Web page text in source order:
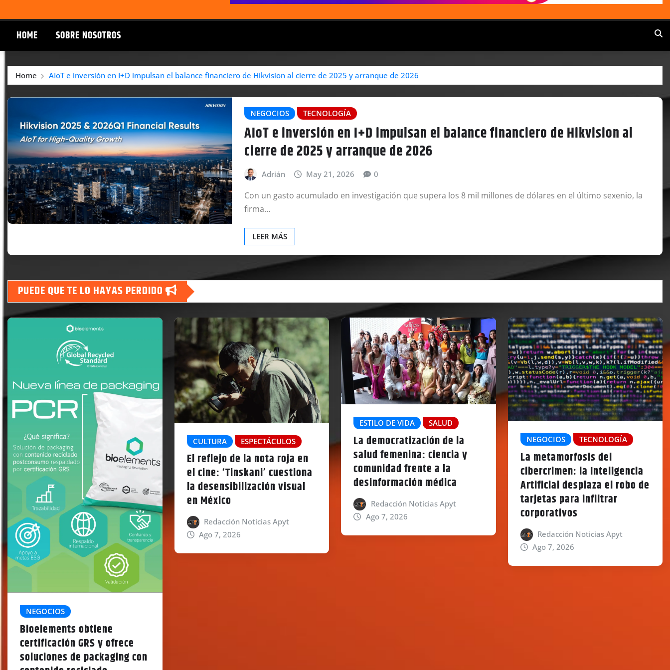
HOME SOBRE NOSOTROS
Home AIoT e inversión en I+D impulsan el balance financiero de Hikvision al cierre de 2025 y arranque de 2026
NEGOCIOS TECNOLOGÍA
AIoT e inversión en I+D impulsan el balance financiero de Hikvision al
cierre de 2025 y arranque de 2026
Adrián May 21, 2026 0
Con un gasto acumulado en investigación que supera los 8 mil millones de dólares en el último sexenio, la
firma…
LEER MÁS
PUEDE QUE TE LO HAYAS PERDIDO
NEGOCIOS
Bioelements obtiene
certificación GRS y ofrece
soluciones de packaging con
CULTURA ESPECTÁCULOS
El reflejo de la nota roja en
el cine: ‘Tinskani’ cuestiona
la desensibilización visual
en México
Redacción Noticias Apyt
Ago 7, 2026
ESTILO DE VIDA SALUD
La democratización de la
salud femenina: ciencia y
comunidad frente a la
desinformación médica
Redacción Noticias Apyt
Ago 7, 2026
NEGOCIOS TECNOLOGÍA
La metamorfosis del
cibercrimen: la Inteligencia
Artificial desplaza el robo de
tarjetas para infiltrar
corporativos
Redacción Noticias Apyt
Ago 7, 2026